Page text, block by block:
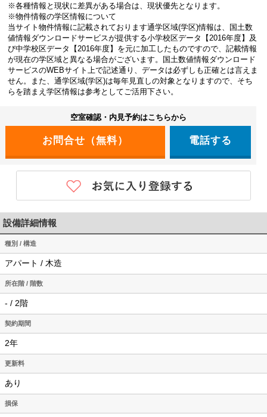
※各種情報と現状に差異がある場合は、現状優先となります。
※物件情報の学区情報について
当サイト物件情報に記載されております通学区域(学区)情報は、国土数
値情報ダウンロードサービスが提供する小学校区データ【2016年度】及
び中学校区データ【2016年度】を元に加工したものですので、記載情報
が現在の学区域と異なる場合がございます。国土数値情報ダウンロード
サービスのWEBサイト上で記述通り、データは必ずしも正確とは言えま
せん。また、通学区域(学区)は毎年見直しの対象となりますので、そち
らを踏まえ学区情報は参考としてご活用下さい。
空室確認・内見予約はこちらから
電話する
設備詳細情報
種別 / 構造
アパート / 木造
所在階 / 階数
- / 2階
契約期間
2年
更新料
あり
損保